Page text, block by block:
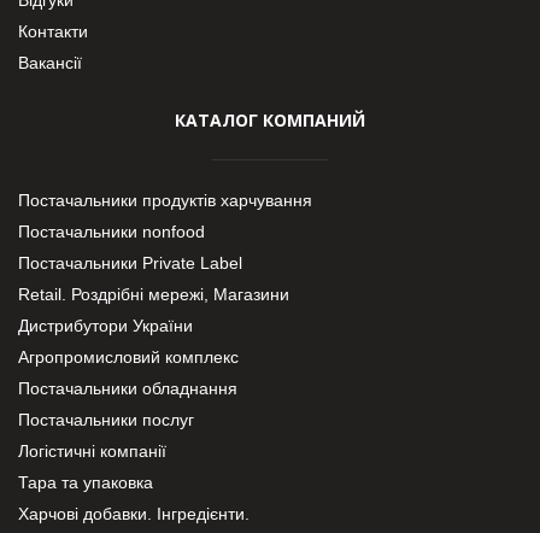
Контакти
Вакансії
КАТАЛОГ КОМПАНИЙ
Постачальники продуктів харчування
Постачальники nonfood
Постачальники Private Label
Retail. Роздрібні мережі, Магазини
Дистрибутори України
Агропромисловий комплекс
Постачальники обладнання
Постачальники послуг
Логістичні компанії
Тара та упаковка
Харчові добавки. Інгредієнти.